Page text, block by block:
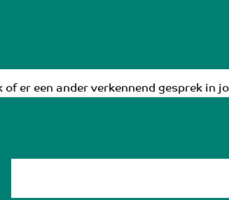
er een ander verkennend gesprek in